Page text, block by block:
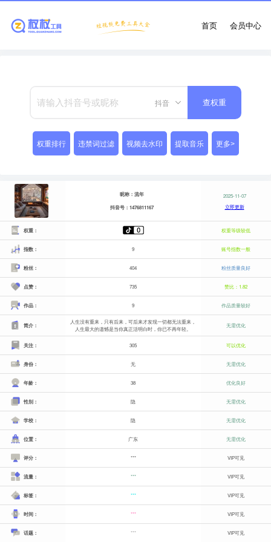
会员中心
首页
抖音 查权重
权重排行 违禁词过滤 视频去水印 提取音乐 更多>
昵称：流年
抖音号：1476811167
2025-11-07
立即更新
权重： 权重等级较低
指数： 9 账号指数一般
粉丝： 404 粉丝质量良好
点赞： 735 赞比：1.82
作品： 9 作品质量较好
简介：
人生没有重来，只有后来，可后来才发现一切都无法重来，
人生最大的遗憾是当你真正活明白时，你已不再年轻。
无需优化
关注： 305 可以优化
身份： 无 无需优化
年龄： 38 优化良好
性别： 隐 无需优化
学校： 隐 无需优化
位置： 广东 无需优化
评分： *** VIP可见
流量： *** VIP可见
标签： *** VIP可见
时间： *** VIP可见
话题： *** VIP可见